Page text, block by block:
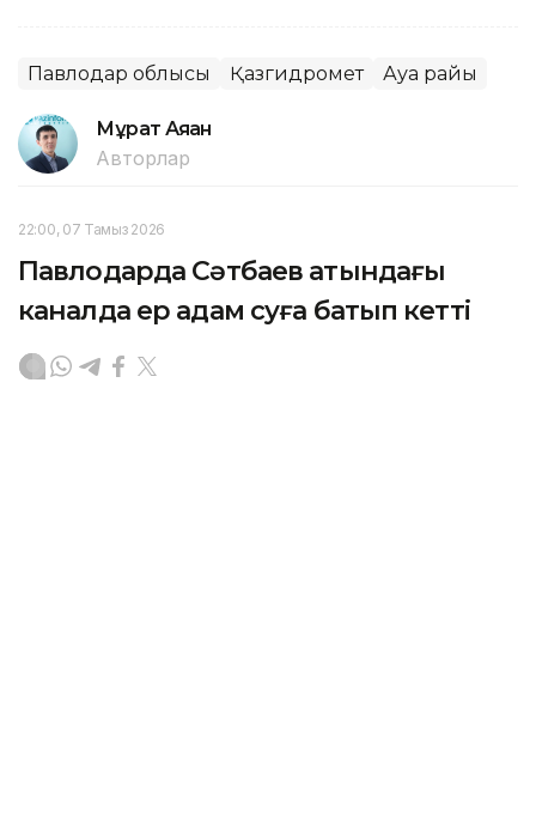
Павлодар облысы Қазгидромет Ауа райы
Мұрат Аяған
Авторлар
22:00, 07 Тамыз 2026
Павлодарда Сәтбаев атындағы
каналда ер адам суға батып кетті